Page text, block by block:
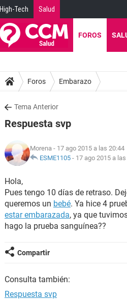
High-Tech Salud
FOROS
Foros Embarazo
Tema Anterior
Respuesta svp
Morena - 17 ago 2015 a las 20:44
ESME1105 - 17 ago 2015 a las
Hola,
Pues tengo 10 días de retraso.
queremos un bebé. Ya hice 4
estar embarazada, ya que
hago la prueba sanguínea??
Compartir
Consulta también:
Respuesta svp